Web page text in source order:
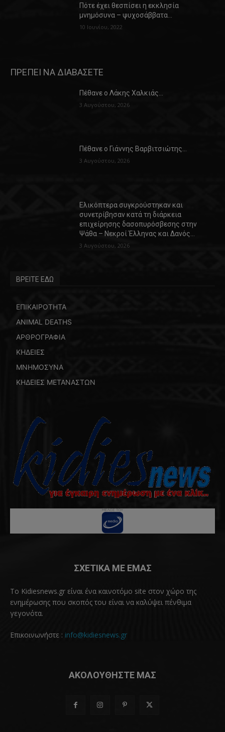
Πότε έχει θεσπίσει η εκκλησία
μνημόσυνα – ψυχοσάββατα…
10 Ιουνίου, 2022
ΠΡΕΠΕΙ ΝΑ ΔΙΑΒΑΣΕΤΕ
Πέθανε ο Λάκης Χαλκιάς…
3 Αυγούστου, 2026
Πέθανε ο Γιάννης Βαρβιτσιώτης…
3 Αυγούστου, 2026
Ελικόπτερα συγκρούστηκαν και
συνετρίβησαν κατά τη διάρκεια
επιχείρησης δασοπυρόσβεσης στην
Ψάθα – Νεκροί Έλληνας και Δανός…
3 Αυγούστου, 2026
ΒΡΕΙΤΕ ΕΔΩ
ΕΠΙΚΑΙΡΟΤΗΤΑ
ANIMAL DEATHS
ΑΡΘΡΟΓΡΑΦΙΑ
ΚΗΔΕΙΕΣ
ΜΝΗΜΟΣΥΝΑ
ΚΗΔΕΙΕΣ ΜΕΤΑΝΑΣΤΩΝ
ΣΧΕΤΙΚΑ ΜΕ ΕΜΑΣ
Το Kidiesnews.gr είναι ένα καινοτόμο site στον χώρο της
ενημέρωσης που σκοπός του είναι να καλύψει πένθιμα
γεγονότα.
Επικοινωνήστε : info@kidiesnews.gr
ΑΚΟΛΟΥΘΗΣΤΕ ΜΑΣ